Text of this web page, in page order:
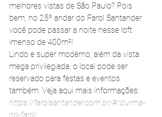
melhores vistas de São Paulo? Pois
bem, no 25º andar do Farol Santander
você pode passar a noite nesse loft
imenso de 400m²!
Lindo e super moderno, além da vista
mega privilegiada, o local pode ser
reservado para festas e eventos
também. Veja aqui mais informações:
https://farolsantander.com.br/#/durma-
no-farol